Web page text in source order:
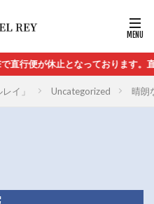
行便が休止となっております。
イ」 Uncategorized 晴朗